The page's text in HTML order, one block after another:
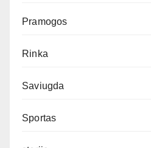
Pramogos
Rinka
Saviugda
Sportas